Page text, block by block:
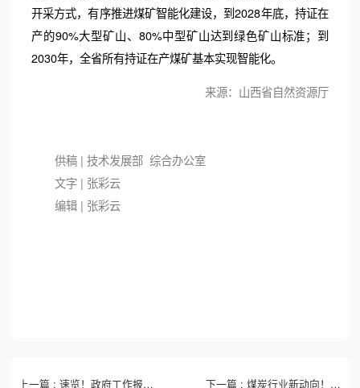
开采方式，有序推进煤矿智能化建设，到2028年底，持证在
产的90%大型矿山、80%中型矿山达到绿色矿山标准；到
2030年，全省所有持证在产煤矿基本实现智能化。
来源：山西省自然资源厅
供稿 | 技术发展部 综合办公室
文字 | 张彩云
编辑 | 张彩云
上一篇 : 速览！政府工作报告中的煤炭要点 下一篇 : 煤炭行业新动向！涉及煤矿智能化、瓦斯防治、工程量计算→【20